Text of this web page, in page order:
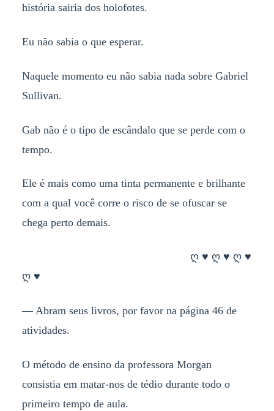
história sairia dos holofotes.
Eu não sabia o que esperar.
Naquele momento eu não sabia nada sobre Gabriel
Sullivan.
Gab não é o tipo de escândalo que se perde com o
tempo.
Ele é mais como uma tinta permanente e brilhante
com a qual você corre o risco de se ofuscar se
chega perto demais.
ღ ♥ ღ ♥ ღ ♥
ღ ♥
— Abram seus livros, por favor na página 46 de
atividades.
O método de ensino da professora Morgan
consistia em matar-nos de tédio durante todo o
primeiro tempo de aula.